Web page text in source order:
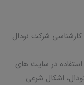
شرکت نودال
در سایت های
اشکال شرعی